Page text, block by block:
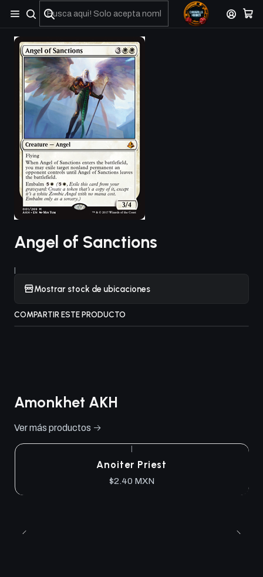
No olviden reportar sus depositos y transferencias por Whatsapp
Angel of Sanctions
|
Mostrar stock de ubicaciones
COMPARTIR ESTE PRODUCTO
Amonkhet AKH
Ver más productos
Anoiter Priest
$2.40 MXN